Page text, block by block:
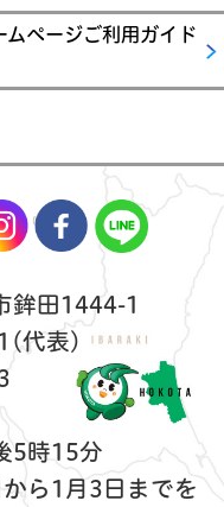
ー開催！
しくなりました
意ください
アキャラバン」
われました
ムページご利用ガイド
鉾田1444-1
代表)
5時15分
ら1月3日までを